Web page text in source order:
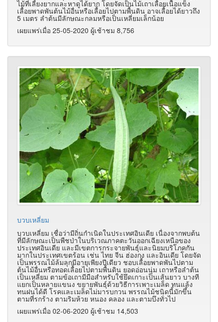
ไม้ที่เลี้ยงยากและหาดูได้ยาก โดยจัดเป็นไม้เถาเลื้อยเนื้อแข็ง
เลื้อยพาดพันต้นไม้อื่นหรือเลื้อยไปตามพื้นดิน อาจเลื้อยได้ยาวถึง
5 เมตร ลำต้นมีลักษณะกลมหรือเป็นเหลี่ยมเล็กน้อย
เผยแพร่เมื่อ 25-05-2020 ผู้เช้าชม 8,756
บวบเหลี่ยม
บวบเหลี่ยม เชื่อว่ามีถิ่นกำเนิดในประเทศอินเดีย เนื่องจากพบต้น
ที่มีลักษณะเป็นพืชป่าในบริเวณภาคตะวันออกเฉียงเหนือของ
ประเทศอินเดีย และมีเขตการกระจายพันธุ์และนิยมบริโภคกัน
มากในประเทศเขตร้อน เช่น ไทย จีน ฮ่องกง และอินเดีย โดยจัด
เป็นพรรณไม้ล้มลุกมีอายุเพียงปีเดียว ชอบเลื้อยพาดพันไปตาม
ต้นไม้อื่นหรือทอดเลื้อยไปตามพื้นดิน ยอดอ่อนนุ่ม เถาหรือลำต้น
เป็นเหลี่ยม ตามข้อเถามีมือสำหรับใช้ยึดเกาะเป็นเส้นยาว บางที
แยกเป็นหลายแขนง ขยายพันธุ์ด้วยวิธีการเพาะเมล็ด ทนแล้ง
ทนฝนได้ดี โรคและเมล็ดไม่มารบกวน พรรณไม้ชนิดนี้มักขึ้น
ตามที่รกร้าง ตามริมห้วย หนอง คลอง และตามบึงทั่วไป
เผยแพร่เมื่อ 02-06-2020 ผู้เช้าชม 14,503